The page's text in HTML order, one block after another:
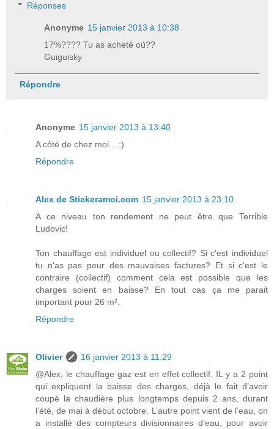
Réponses
Anonyme 15 janvier 2013 à 10:38
17%???? Tu as acheté où??
Guiguisky
Répondre
Anonyme 15 janvier 2013 à 13:40
A côté de chez moi... :)
Répondre
Alex de Stickeramoi.com 15 janvier 2013 à 23:10
A ce niveau ton rendement ne peut être que Terrible
Ludovic!
Ton chauffage est individuel ou collectif? Si c'est individuel
tu n'as pas peur des mauvaises factures? Et si c'est le
contraire (collectif) comment cela est possible que les
charges soient en baisse? En tout cas ça me parait
important pour 26 m².
Répondre
Olivier
16 janvier 2013 à 11:29
@Alex, le chauffage gaz est en effet collectif. IL y a 2 point
qui expliquent la baisse des charges, déjà le fait d’avoir
coupé la chaudière plus longtemps depuis 2 ans, durant
l’été, de mai à début octobre. L’autre point vient de l’eau, on
a installé des compteurs divisionnaires d’eau, pour avoir